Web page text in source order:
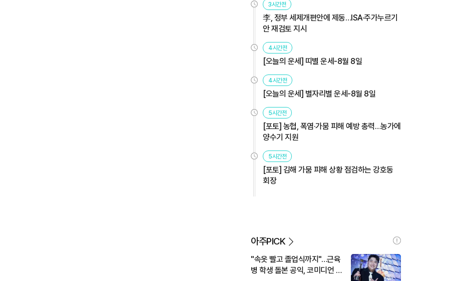
3시간전
李, 정부 세제개편안에 제동…ISA·주가누르기
안 재검토 지시
4시간전
[오늘의 운세] 띠별 운세-8월 8일
4시간전
[오늘의 운세] 별자리별 운세-8월 8일
5시간전
[포토] 농협, 폭염·가뭄 피해 예방 총력…농가에
양수기 지원
5시간전
[포토] 김해 가뭄 피해 상황 점검하는 강호동
회장
아주PICK
"속옷 빨고 졸업식까지"…근육
병 학생 돌본 공익, 코미디언 김